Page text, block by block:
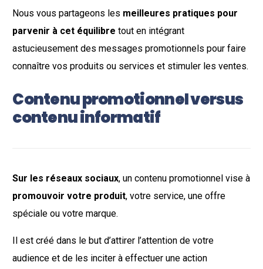
Nous vous partageons les meilleures pratiques pour
parvenir à cet équilibre tout en intégrant
astucieusement des messages promotionnels pour faire
connaître vos produits ou services et stimuler les ventes.
Contenu promotionnel versus
contenu informatif
Sur les réseaux sociaux, un contenu promotionnel vise à
promouvoir votre produit, votre service, une offre
spéciale ou votre marque.
Il est créé dans le but d’attirer l’attention de votre
audience et de les inciter à effectuer une action